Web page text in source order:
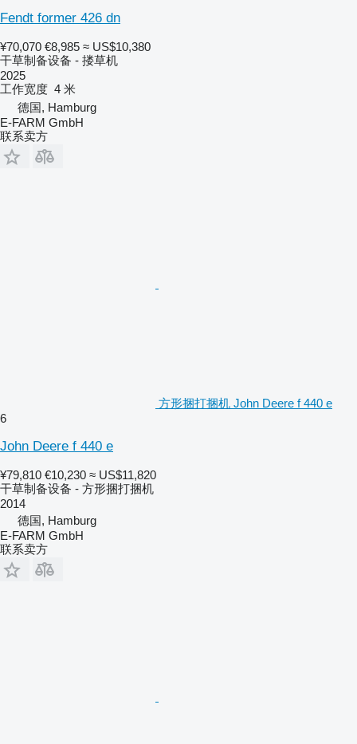
Fendt former 426 dn
¥70,070 €8,985 ≈ US$10,380
干草制备设备 - 搂草机
2025
工作宽度 4 米
德国, Hamburg
E-FARM GmbH
联系卖方
方形捆打捆机 John Deere f 440 e
6
John Deere f 440 e
¥79,810 €10,230 ≈ US$11,820
干草制备设备 - 方形捆打捆机
2014
德国, Hamburg
E-FARM GmbH
联系卖方